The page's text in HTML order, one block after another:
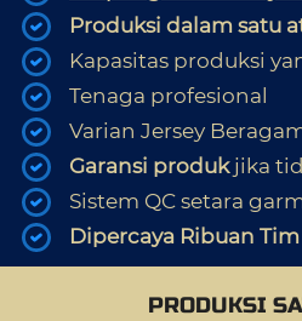
Produksi dalam satu
Kapasitas produksi
Tenaga profesional
Varian Jersey
Garansi produk jika
Sistem QC setara
Dipercaya Ribuan
PRODUKSI